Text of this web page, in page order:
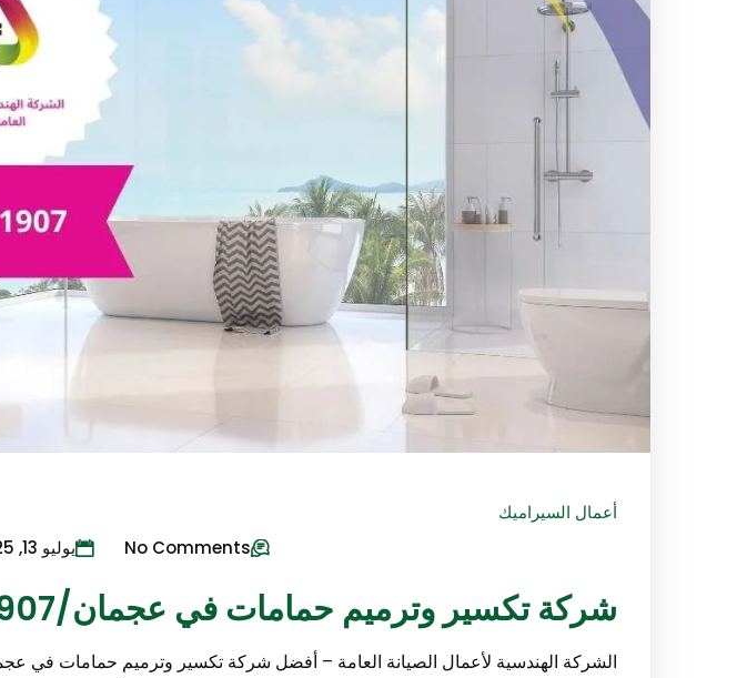
أعمال السيراميك
يوليو 13, 2025 No Comments
شركة تكسير وترميم حمامات في عجمان/0547971907
الشركة الهندسية لأعمال الصيانة العامة – أفضل شركة تكسير وترميم حمامات في